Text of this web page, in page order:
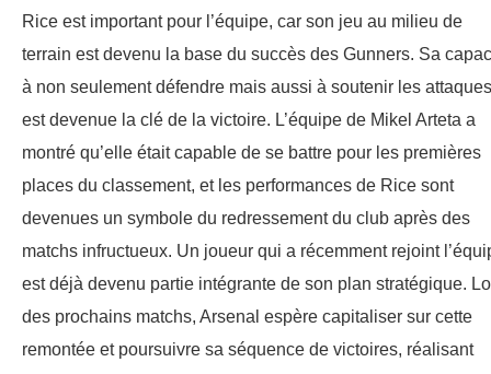
Rice est important pour l’équipe, car son jeu au milieu de
terrain est devenu la base du succès des Gunners. Sa
à non seulement défendre mais aussi à soutenir les attaques
est devenue la clé de la victoire. L’équipe de Mikel Arteta a
montré qu’elle était capable de se battre pour les premières
places du classement, et les performances de Rice sont
devenues un symbole du redressement du club après des
matchs infructueux. Un joueur qui a récemment rejoint
est déjà devenu partie intégrante de son plan stratégique.
des prochains matchs, Arsenal espère capitaliser sur cette
remontée et poursuivre sa séquence de victoires, réalisant